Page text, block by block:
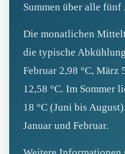
Summen über alle fünf
Die monatlichen
die typische
Februar 2,98 °C, März
12,58 °C. Im Sommer
18 °C (Juni bis
Januar und Februar.